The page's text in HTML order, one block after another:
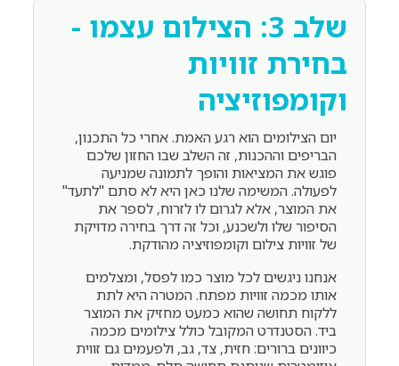
שלב 3: הצילום עצמו -
בחירת זוויות
וקומפוזיציה
יום הצילומים הוא רגע האמת. אחרי כל התכנון,
הבריפים וההכנות, זה השלב שבו החזון שלכם
פוגש את המציאות והופך לתמונה שמניעה
לפעולה. המשימה שלנו כאן היא לא סתם "לתעד"
את המוצר, אלא לגרום לו לזרוח, לספר את
הסיפור שלו ולשכנע, וכל זה דרך בחירה מדויקת
של זוויות צילום וקומפוזיציה מהודקת.
אנחנו ניגשים לכל מוצר כמו לפסל, ומצלמים
אותו מכמה זוויות מפתח. המטרה היא לתת
ללקוח תחושה שהוא כמעט מחזיק את המוצר
ביד. הסטנדרט המקובל כולל צילומים מכמה
כיוונים ברורים: חזית, צד, גב, ולפעמים גם זווית